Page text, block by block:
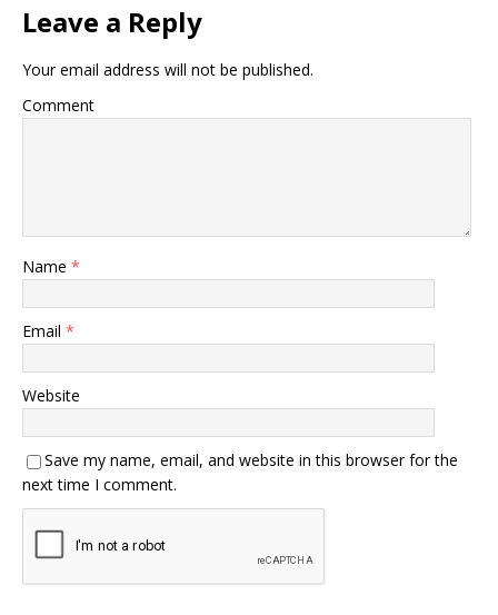
Leave a Reply
Your email address will not be published.
Comment
Name *
Email *
Website
Save my name, email, and website in this browser for the
next time I comment.